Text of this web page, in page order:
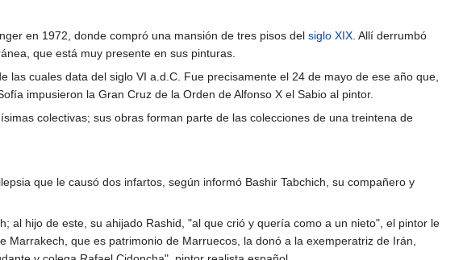
en 1972, donde compró una mansión de tres pisos del siglo XIX . Allí derrumbó
que está muy presente en sus pinturas.
cuales data del siglo VI a.d.C. Fue precisamente el 24 de mayo de ese año que,
impusieron la Gran Cruz de la Orden de Alfonso X el Sabio al pintor.
colectivas; sus obras forman parte de las colecciones de una treintena de
que le causó dos infartos, según informó Bashir Tabchich, su compañero y
al hijo de este, su ahijado Rashid, "al que crió y quería como a un nieto", el pintor le
que es patrimonio de Marruecos, la donó a la exemperatriz de Irán,